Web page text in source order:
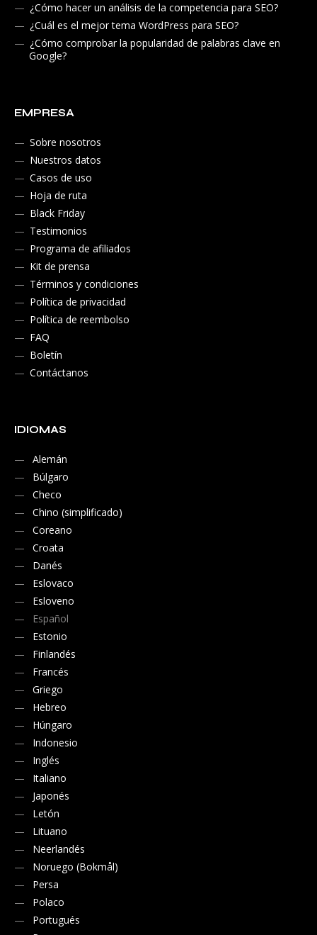
¿Cómo hacer un análisis de la competencia para SEO?
¿Cuál es el mejor tema WordPress para SEO?
¿Cómo comprobar la popularidad de palabras clave en
Google?
EMPRESA
Sobre nosotros
Nuestros datos
Casos de uso
Hoja de ruta
Black Friday
Testimonios
Programa de afiliados
Kit de prensa
Términos y condiciones
Política de privacidad
Política de reembolso
FAQ
Boletín
Contáctanos
IDIOMAS
Alemán
Búlgaro
Checo
Chino (simplificado)
Coreano
Croata
Danés
Eslovaco
Esloveno
Español
Estonio
Finlandés
Francés
Griego
Hebreo
Húngaro
Indonesio
Inglés
Italiano
Japonés
Letón
Lituano
Neerlandés
Noruego (Bokmål)
Persa
Polaco
Portugués